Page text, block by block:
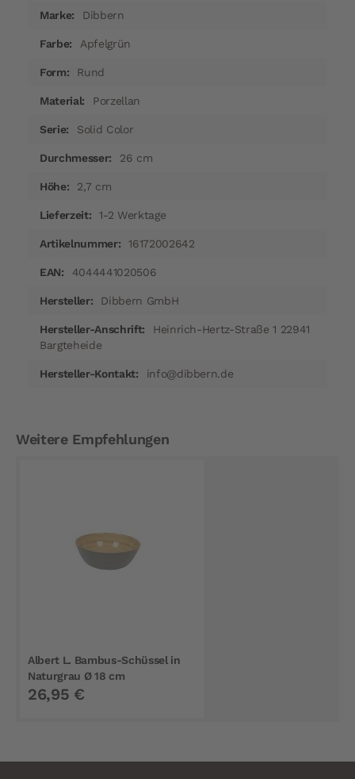
InformationenDibbern
Apfelgrün
Rund
Porzellan
Solid Color
26 cm
2,7 cm
1-2 Werktage
16172002642
4044441020506
Dibbern GmbH
Heinrich-Hertz-Straße 1 22941
Bargteheide
info@dibbern.de
Weitere Empfehlungen
Albert L. Bambus-Schüssel in
Naturgrau Ø 18 cm
26,95 €